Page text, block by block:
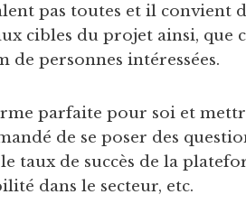
pas toutes et il convient
cibles du projet ainsi, que
de personnes intéressées.
parfaite pour soi et
de se poser des
taux de succès de la
dans le secteur, etc.